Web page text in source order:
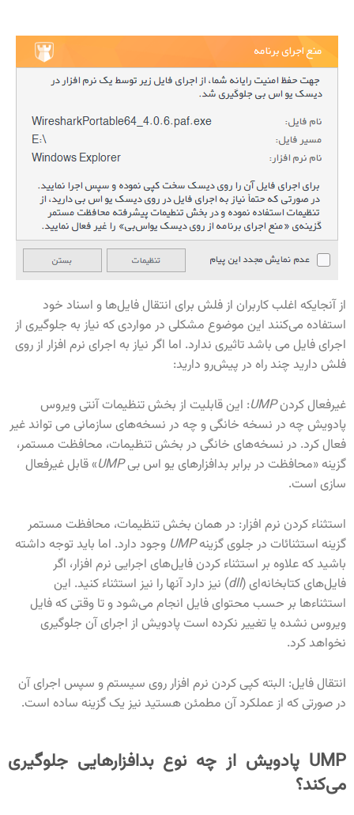
از آنجایکه اغلب کاربران از فلش برای انتقال فایل‌ها و اسناد خود
استفاده می‌کنند این موضوع مشکلی در مواردی که نیاز به جلوگیری از
اجرای فایل می باشد تاثیری ندارد. اما اگر نیاز به اجرای نرم افزار از روی
فلش دارید چند راه در پیش‌رو دارید:
غیرفعال کردنUMP: این قابلیت از بخش تنظیمات آنتی ویروس
پادویش چه در نسخه خانگی و چه در نسخه‌های سازمانی می تواند غیر
فعال کرد. در نسخه‌های خانگی در بخش تنظیمات، محافظت مستمر،
گزینه «محافظت در برابر بدافزارهای یو اس بیUMP» قابل غیرفعال
سازی است.
استثناء کردن نرم افزار: در همان بخش تنظیمات، محافظت مستمر
گزینه استثنائات در جلوی گزینهUMP وجود دارد. اما باید توجه داشته
باشید که علاوه بر استثناء کردن فایل‌های اجرایی نرم افزار، اگر
فایل‌های کتابخانه‌ای (dll) نیز دارد آنها را نیز استثناء کنید. این
استثناءها بر حسب محتوای فایل انجام می‌شود و تا وقتی که فایل
ویروس نشده یا تغییر نکرده است پادویش از اجرای آن جلوگیری
نخواهد کرد.
انتقال فایل: البته کپی کردن نرم افزار روی سیستم و سپس اجرای آن
در صورتی که از عملکرد آن مطمئن هستید نیز یک گزینه ساده است.
UMP پادویش از چه نوع بدافزارهایی جلوگیری
می‌کند؟